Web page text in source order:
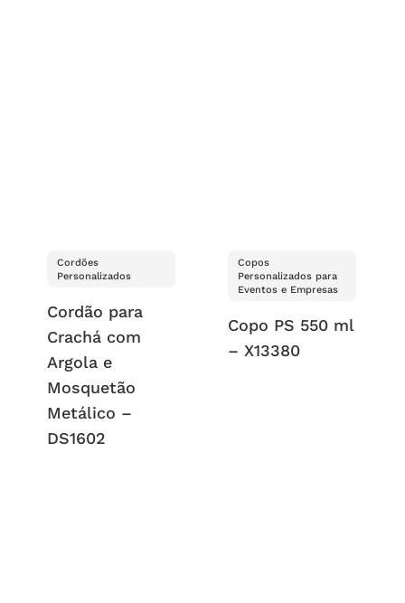
Cordões
Personalizados
Cordão para
Crachá com
Argola e
Mosquetão
Metálico –
DS1602
Copos
Personalizados para
Eventos e Empresas
Copo PS 550 ml
– X13380